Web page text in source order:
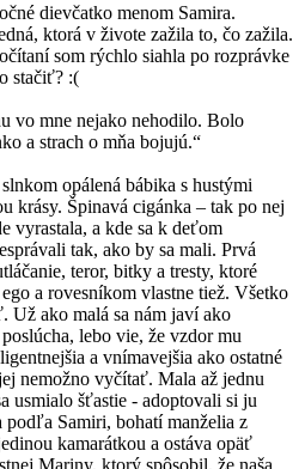
dievčatko menom Samira.
ktorá v živote zažila to, čo zažila.
som rýchlo siahla po rozprávke
stačiť? :(
vo mne nejako nehodilo. Bolo
a strach o mňa bojujú.“
opálená bábika s hustými
krásy. Špinavá cigánka – tak po nej
vyrastala, a kde sa k deťom
tak, ako by sa mali. Prvá
teror, bitky a tresty, ktoré
a rovesníkom vlastne tiež. Všetko
Už ako malá sa nám javí ako
lebo vie, že vzdor mu
a vnímavejšia ako ostatné
nemožno vyčítať. Mala až jednu
usmialo šťastie - adoptovali si ju
podľa Samiri, bohatí manželia z
kamarátkou a ostáva opäť
Mariny, ktorý spôsobil, že naša